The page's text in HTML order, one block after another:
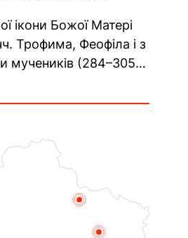
архімандрита...
ікони Божої Матері
Трофима, Феофіла і з
мучеників (284–305).
(близько 75)....